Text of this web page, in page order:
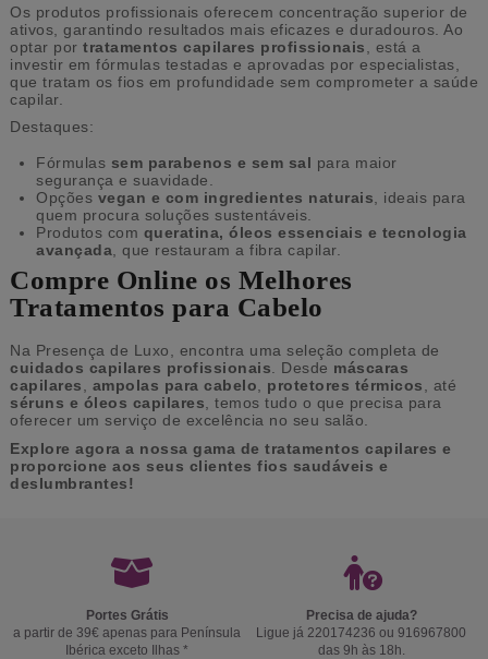
Os produtos profissionais oferecem concentração superior de
ativos, garantindo resultados mais eficazes e duradouros. Ao
optar por tratamentos capilares profissionais , está a
investir em fórmulas testadas e aprovadas por especialistas,
que tratam os fios em profundidade sem comprometer a saúde
capilar.
Destaques:
Fórmulas sem parabenos e sem sal para maior
segurança e suavidade.
Opções vegan e com ingredientes naturais , ideais para
quem procura soluções sustentáveis.
Produtos com queratina, óleos essenciais e tecnologia
avançada , que restauram a fibra capilar.
Compre Online os Melhores
Tratamentos para Cabelo
Na Presença de Luxo, encontra uma seleção completa de
cuidados capilares profissionais. Desde máscaras
capilares, ampolas para cabelo, protetores térmicos, até
séruns e óleos capilares, temos tudo o que precisa para
oferecer um serviço de excelência no seu salão.
Explore agora a nossa gama de tratamentos capilares e
proporcione aos seus clientes fios saudáveis e
deslumbrantes!
Portes Grátis
a partir de 39€ apenas para Península
Ibérica exceto Ilhas *
Precisa de ajuda?
Ligue já 220174236 ou 916967800
das 9h às 18h.